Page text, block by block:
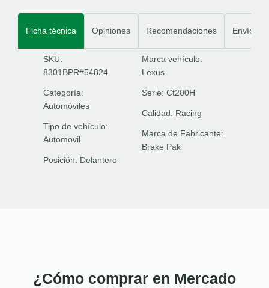
Ficha técnica Opiniones Recomendaciones Envíos
SKU:
8301BPR#54824
Categoría:
Automóviles
Tipo de vehículo:
Automovil
Posición: Delantero
Marca vehículo:
Lexus
Serie: Ct200H
Calidad: Racing
Marca de Fabricante:
Brake Pak
¿Cómo comprar en Mercado